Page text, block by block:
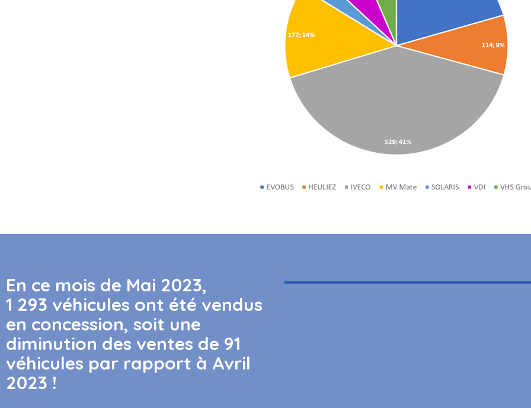
En ce mois de Mai 2023,
1 293 véhicules ont été vendus
en concession, soit une
diminution des ventes de 91
véhicules par rapport à Avril
2023 !